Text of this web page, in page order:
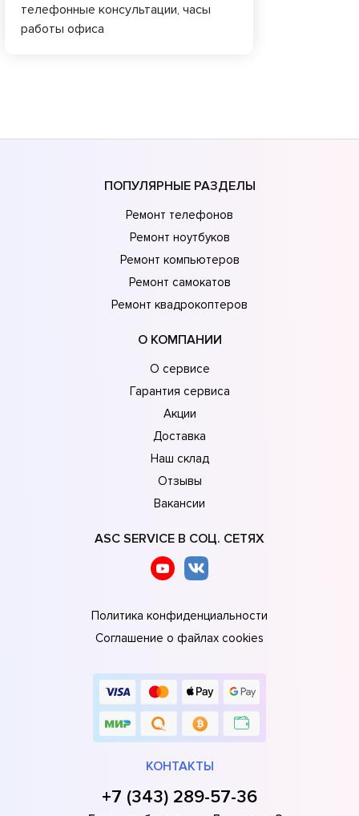
телефонные консультации, часы
работы офиса
ПОПУЛЯРНЫЕ РАЗДЕЛЫ
Ремонт телефонов
Ремонт ноутбуков
Ремонт компьютеров
Ремонт самокатов
Ремонт квадрокоптеров
О КОМПАНИИ
О сервисе
Гарантия сервиса
Акции
Доставка
Наш склад
Отзывы
Вакансии
ASC SERVICE В СОЦ. СЕТЯХ
Политика конфиденциальности
Соглашение о файлах cookies
КОНТАКТЫ
+7 (343) 289-57-36